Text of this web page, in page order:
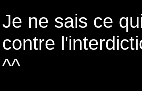
Je ne sais ce
contre
^^